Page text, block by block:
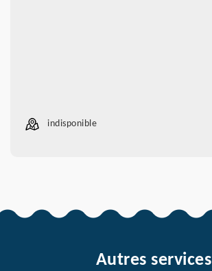
indisponible
Autres services